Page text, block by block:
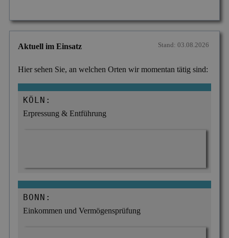
Aktuell im Einsatz Stand: 03.08.2026
Hier sehen Sie, an welchen Orten wir momentan tätig sind:
KÖLN:
Erpressung & Entführung
BONN:
Einkommen und Vermögensprüfung